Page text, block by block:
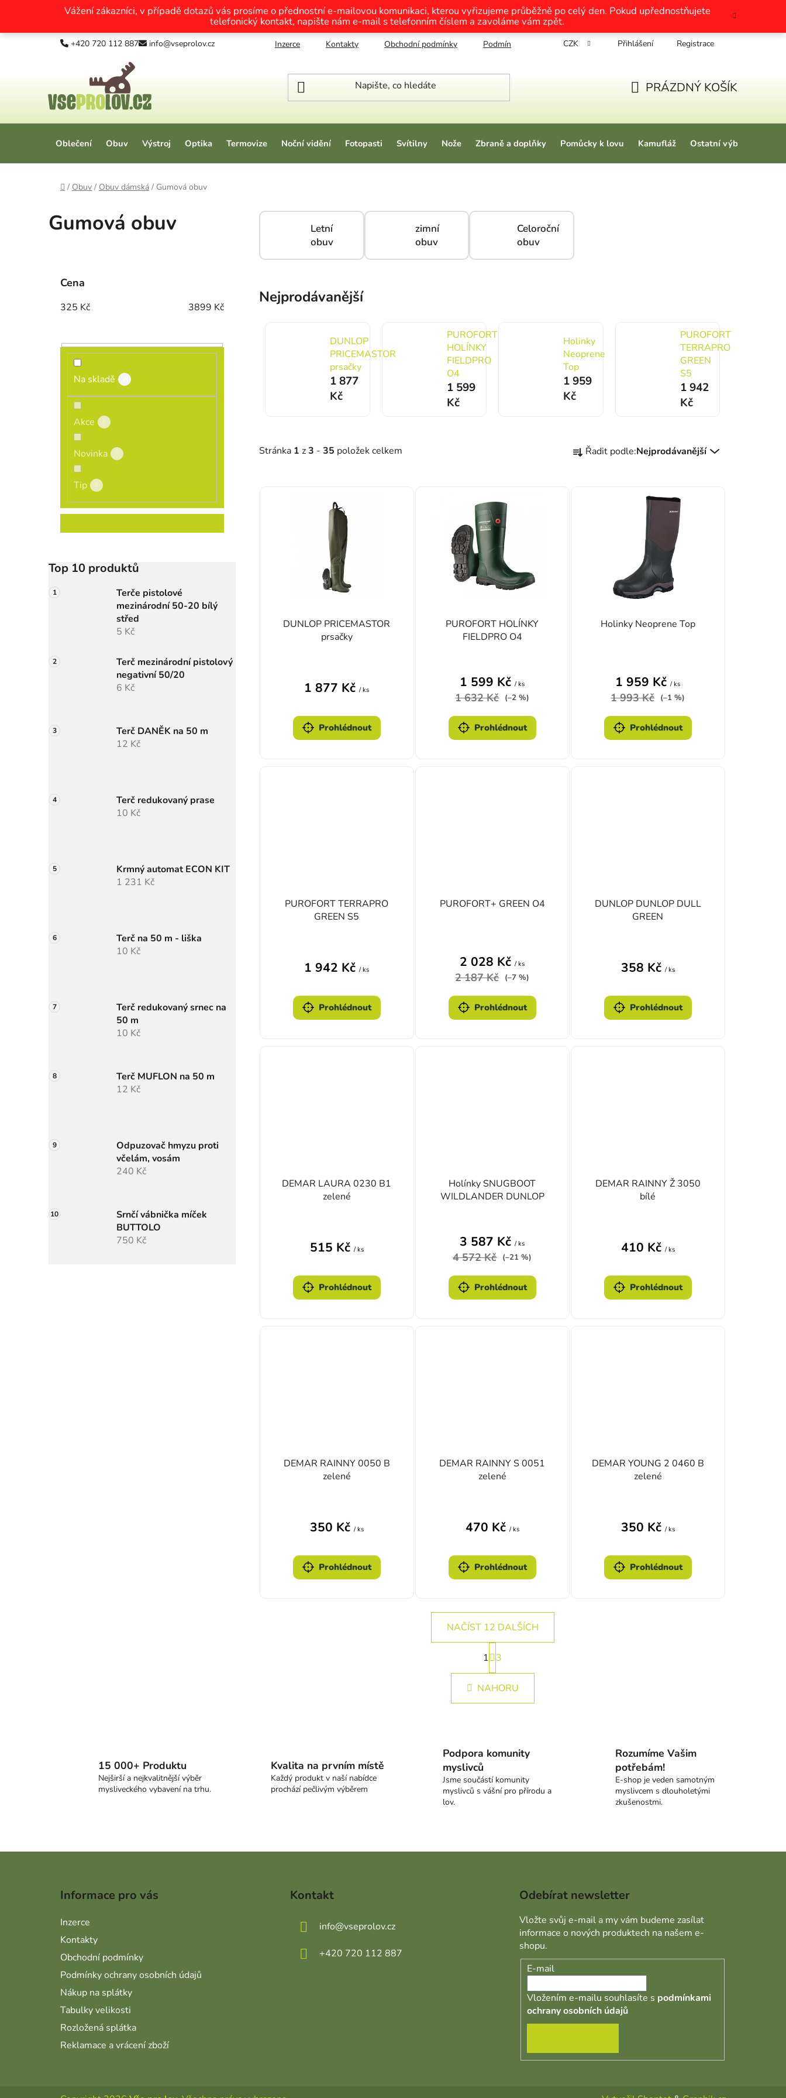
Přejít na obsah
Vážení zákazníci, v případě dotazů vás prosíme o přednostní e-mailovou komunikaci, kterou vyřizujeme průběžně po celý den. Pokud upřednostňujete
telefonický kontakt, napište nám e-mail s telefonním číslem a zavoláme vám zpět.
+420 720 112 887 info@vseprolov.cz Inzerce Kontakty Obchodní podmínky Podmínky ochrany osobních údajů Nákup na splátky
CZK Přihlášení Registrace
PRÁZDNÝ KOŠÍK
Oblečení Obuv Výstroj Optika Termovize Noční vidění Fotopasti Svítilny Nože Zbraně a doplňky Pomůcky k lovu Kamufláž Ostatní výbava
Domů
/ Obuv / Obuv dámská / Gumová obuv
Gumová obuv
Cena
325 Kč 3899 Kč
Na skladě
Akce
Novinka
Tip
Top 10 produktů
Terče pistolové
mezinárodní 50-20 bílý
střed
5 Kč
Terč mezinárodní pistolový
negativní 50/20
6 Kč
Terč DANĚK na 50 m
12 Kč
Terč redukovaný prase
10 Kč
Krmný automat ECON KIT
1 231 Kč
Terč na 50 m - liška
10 Kč
Terč redukovaný srnec na
50 m
10 Kč
Terč MUFLON na 50 m
12 Kč
Odpuzovač hmyzu proti
včelám, vosám
240 Kč
Srnčí vábnička míček
BUTTOLO
750 Kč
Letní
obuv
zimní
obuv
Celoroční
obuv
Nejprodávanější
DUNLOP
PRICEMASTOR
prsačky
1 877
Kč
PUROFORT
HOLÍNKY
FIELDPRO
O4
1 599
Kč
Holinky
Neoprene
Top
1 959
Kč
PUROFORT
TERRAPRO
GREEN
S5
1 942
Kč
Stránka 1 z3 - 35 položek celkem Řazení produktů
Řadit podle:Nejprodávanější
DUNLOP PRICEMASTOR
prsačky
1 877 Kč/ ks
Prohlédnout
PUROFORT HOLÍNKY
FIELDPRO O4
1 599 Kč/ ks
1 632 Kč (–2 %)
Prohlédnout
Holinky Neoprene Top
1 959 Kč/ ks
1 993 Kč (–1 %)
Prohlédnout
PUROFORT TERRAPRO
GREEN S5
1 942 Kč/ ks
Prohlédnout
PUROFORT+ GREEN O4
2 028 Kč/ ks
2 187 Kč (–7 %)
Prohlédnout
DUNLOP DUNLOP DULL
GREEN
358 Kč / ks
Prohlédnout
DEMAR LAURA 0230 B1
zelené
515 Kč / ks
Prohlédnout
Holínky SNUGBOOT
WILDLANDER DUNLOP
3 587 Kč/ ks
4 572 Kč (–21 %)
Prohlédnout
DEMAR RAINNY Ž 3050
bílé
410 Kč / ks
Prohlédnout
DEMAR RAINNY 0050 B
zelené
350 Kč / ks
Prohlédnout
DEMAR RAINNY S 0051
zelené
470 Kč / ks
Prohlédnout
DEMAR YOUNG 2 0460 B
zelené
350 Kč / ks
Prohlédnout
Ovládací prvky výpisu
NAČÍST 12 DALŠÍCH
Stránkování
1 3
NAHORU
15 000+ Produktu
Nejširší a nejkvalitnější výběr
mysliveckého vybavení na trhu.
Kvalita na prvním místě
Každý produkt v naší nabídce
prochází pečlivým výběrem
Podpora komunity
myslivců
Jsme součástí komunity
myslivců s vášní pro přírodu a
lov.
Rozumíme Vašim
potřebám!
E-shop je veden samotným
myslivcem s dlouholetými
zkušenostmi.
Informace pro vás
Inzerce
Kontakty
Obchodní podmínky
Podmínky ochrany osobních údajů
Nákup na splátky
Tabulky velikosti
Rozložená splátka
Reklamace a vrácení zboží
Kontakt
info@vseprolov.cz
+420 720 112 887
Odebírat newsletter
Vložte svůj e-mail a my vám budeme zasílat
informace o nových produktech na našem e-
shopu.
E-mail
Vložením e-mailu souhlasíte s podmínkami
ochrany osobních údajů